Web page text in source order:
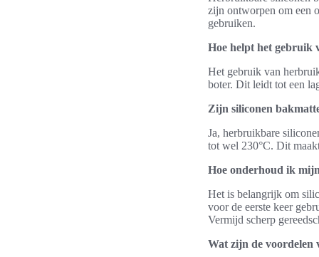
zijn ontworpen om een
gebruiken.
Hoe helpt het gebruik
Het gebruik van
boter. Dit leidt tot een
Zijn siliconen
Ja, herbruikbare
tot wel 230°C. Dit
Hoe onderhoud ik
Het is belangrijk om
voor de eerste keer
Vermijd scherp
Wat zijn de voordelen